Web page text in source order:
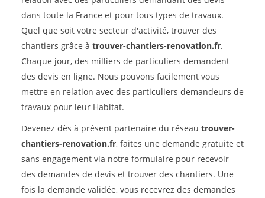
dans toute la France et pour tous types de travaux.
Quel que soit votre secteur d'activité, trouver des
chantiers grâce à trouver-chantiers-renovation.fr.
Chaque jour, des milliers de particuliers demandent
des devis en ligne. Nous pouvons facilement vous
mettre en relation avec des particuliers demandeurs de
travaux pour leur Habitat.
Devenez dès à présent partenaire du réseau trouver-
chantiers-renovation.fr, faites une demande gratuite et
sans engagement via notre formulaire pour recevoir
des demandes de devis et trouver des chantiers. Une
fois la demande validée, vous recevrez des demandes